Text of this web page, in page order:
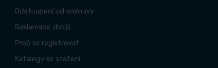
Odstoupení od smlouvy
Reklamace zboží
Proč se registrovat
Katalogy ke stažení